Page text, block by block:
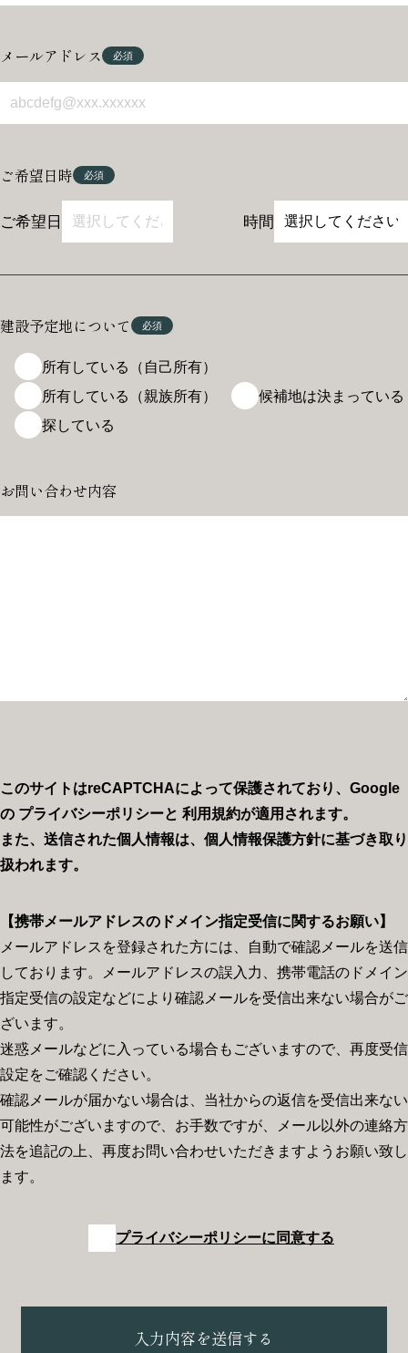
メールアドレス
ご希望日時
ご希望日 時間
建設予定地について
所有している（自己所有）
所有している（親族所有）
候補地は決まっている
探している
お問い合わせ内容
このサイトはreCAPTCHAによって保護されており、Google
の プライバシーポリシーと 利用規約が適用されます。
また、送信された個人情報は、個人情報保護方針に基づき取り
扱われます。
【携帯メールアドレスのドメイン指定受信に関するお願い】
メールアドレスを登録された方には、自動で確認メールを送信
しております。メールアドレスの誤入力、携帯電話のドメイン
指定受信の設定などにより確認メールを受信出来ない場合がご
ざいます。
迷惑メールなどに入っている場合もございますので、再度受信
設定をご確認ください。
確認メールが届かない場合は、当社からの返信を受信出来ない
可能性がございますので、お手数ですが、メール以外の連絡方
法を追記の上、再度お問い合わせいただきますようお願い致し
ます。
プライバシーポリシーに同意する